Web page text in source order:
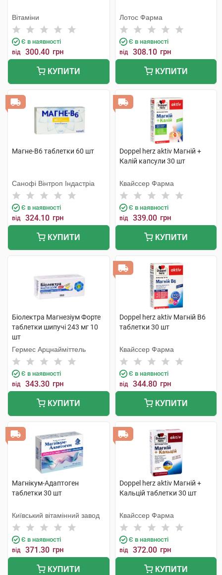
Вітаміни
Є в наявності
від 300.40 грн
КУПИТИ
Лотос Фарма
Є в наявності
від 308.10 грн
КУПИТИ
Магне-В6 таблетки 60 шт
Санофі Вінтроп Індастріа
Є в наявності
від 324.10 грн
КУПИТИ
Doppel herz aktiv Магній +
Калій капсули 30 шт
Квайссер Фарма
Є в наявності
від 339.00 грн
КУПИТИ
Біолектра Магнезіум Форте
таблетки шипучі 243 мг 10
шт
Гермес Арцнайміттель
Є в наявності
від 343.30 грн
КУПИТИ
Doppel herz aktiv Магній B6
таблетки 30 шт
Квайссер Фарма
Є в наявності
від 344.80 грн
КУПИТИ
Магнікум-Адаптоген
таблетки 30 шт
Київський вітамінний завод
Є в наявності
від 371.30 грн
КУПИТИ
Doppel herz aktiv Магній +
Кальцій таблетки 30 шт
Квайссер Фарма
Є в наявності
від 372.00 грн
КУПИТИ